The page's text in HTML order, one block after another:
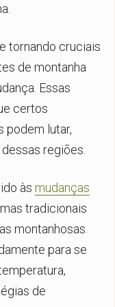
tornando cruciais
de montanha
Essas
certos
podem lutar,
regiões.
às mudanças
tradicionais
montanhosas.
para se
de